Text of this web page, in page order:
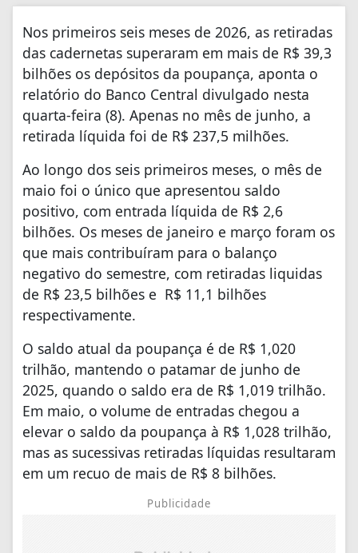
Nos primeiros seis meses de 2026, as retiradas
das cadernetas superaram em mais de R$ 39,3
bilhões os depósitos da poupança, aponta o
relatório do Banco Central divulgado nesta
quarta-feira (8). Apenas no mês de junho, a
retirada líquida foi de R$ 237,5 milhões.
Ao longo dos seis primeiros meses, o mês de
maio foi o único que apresentou saldo
positivo, com entrada líquida de R$ 2,6
bilhões. Os meses de janeiro e março foram os
que mais contribuíram para o balanço
negativo do semestre, com retiradas liquidas
de R$ 23,5 bilhões e R$ 11,1 bilhões
respectivamente.
O saldo atual da poupança é de R$ 1,020
trilhão, mantendo o patamar de junho de
2025, quando o saldo era de R$ 1,019 trilhão.
Em maio, o volume de entradas chegou a
elevar o saldo da poupança à R$ 1,028 trilhão,
mas as sucessivas retiradas líquidas resultaram
em um recuo de mais de R$ 8 bilhões.
Publicidade